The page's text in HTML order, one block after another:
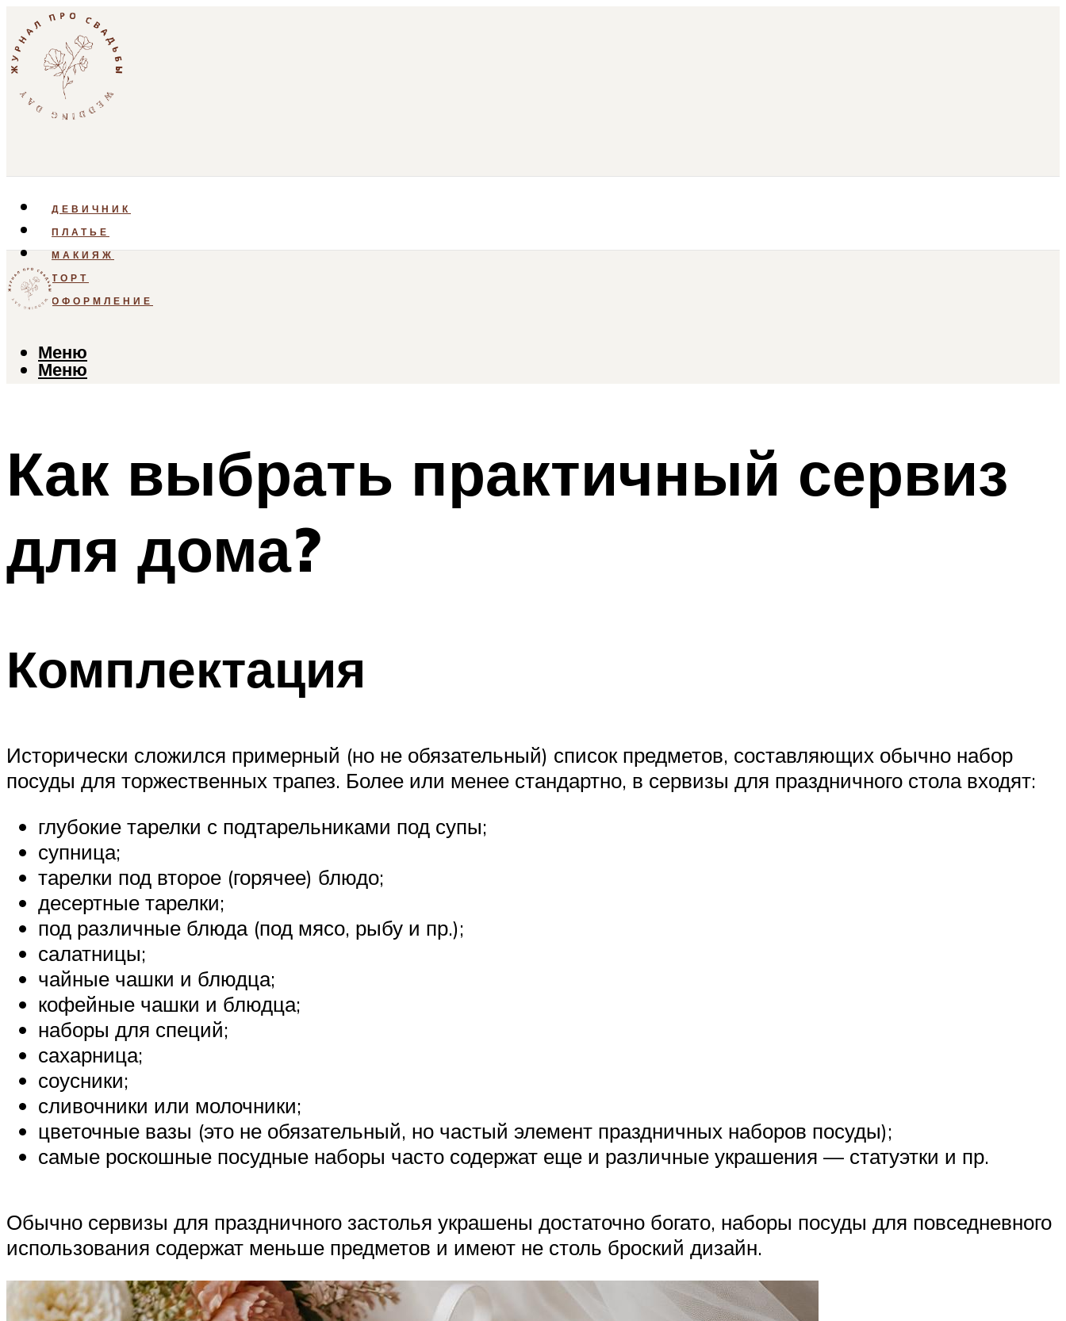
ДЕВИЧНИК
ПЛАТЬЕ
МАКИЯЖ
ТОРТ
ОФОРМЛЕНИЕ
Меню
Меню
Как выбрать практичный сервиз
для дома?
Комплектация
Исторически сложился примерный (но не обязательный) список предметов, составляющих обычно набор
посуды для торжественных трапез. Более или менее стандартно, в сервизы для праздничного стола входят:
глубокие тарелки с подтарельниками под супы;
супница;
тарелки под второе (горячее) блюдо;
десертные тарелки;
под различные блюда (под мясо, рыбу и пр.);
салатницы;
чайные чашки и блюдца;
кофейные чашки и блюдца;
наборы для специй;
сахарница;
соусники;
сливочники или молочники;
цветочные вазы (это не обязательный, но частый элемент праздничных наборов посуды);
самые роскошные посудные наборы часто содержат еще и различные украшения — статуэтки и пр.
Обычно сервизы для праздничного застолья украшены достаточно богато, наборы посуды для повседневного
использования содержат меньше предметов и имеют не столь броский дизайн.